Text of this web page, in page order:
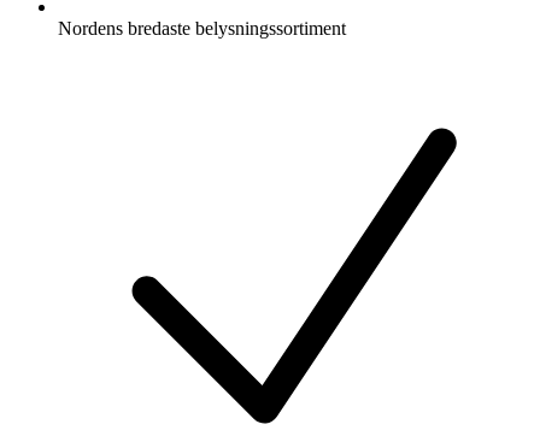
Nordens bredaste belysningssortiment